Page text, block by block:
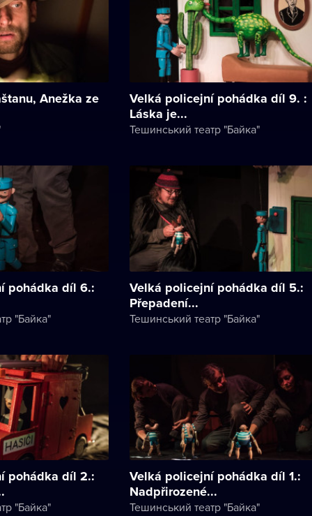
Anežka ze
Velká policejní pohádka díl 9. :
Láska je...
Тешинський театр "Байка"
pohádka díl 6.:
"Байка"
Velká policejní pohádka díl 5.:
Přepadení...
Тешинський театр "Байка"
pohádka díl 2.:
"Байка"
Velká policejní pohádka díl 1.:
Nadpřirozené...
Тешинський театр "Байка"